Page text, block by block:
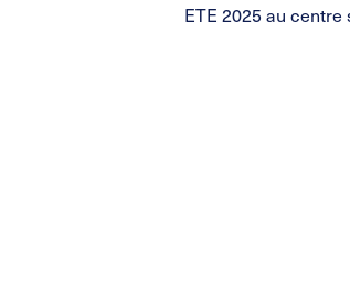
ETE 2025 au centre